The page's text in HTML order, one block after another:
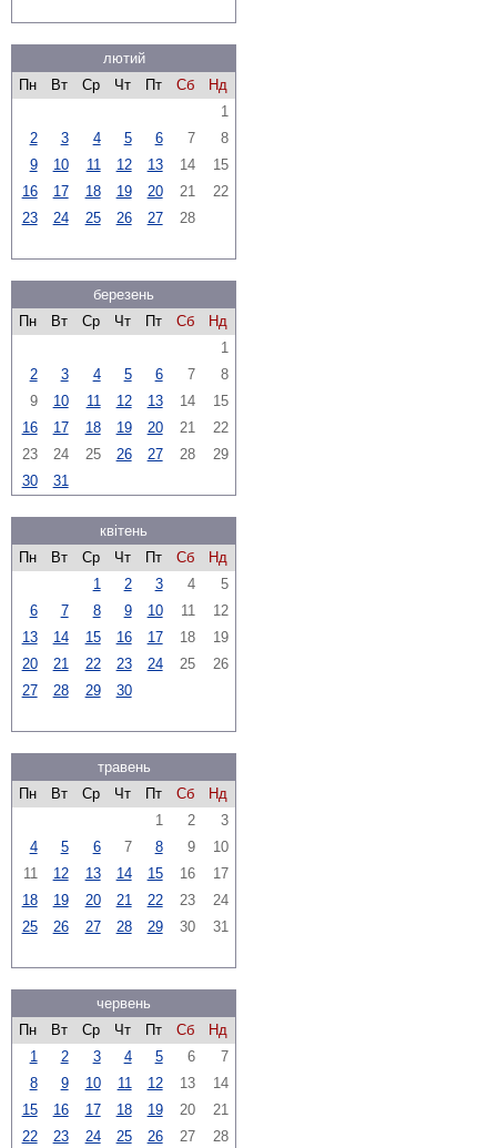
лютий
Пн
Вт Ср Чт Пт Сб
Нд
1
2
3 4 5 6 7
8
9
10 11 12 13 14
15
16
17 18 19 20 21
22
23
24 25 26 27 28
березень
Пн
Вт Ср Чт Пт Сб
Нд
1
2
3 4 5 6 7
8
9
10 11 12 13 14
15
16
17 18 19 20 21
22
23
24 25 26 27 28
29
30
31
квітень
Пн
Вт Ср Чт Пт Сб
Нд
1
2 3 4
5
6
7 8 9 10 11
12
13
14 15 16 17 18
19
20
21 22 23 24 25
26
27
28 29 30
травень
Пн
Вт Ср Чт Пт Сб
Нд
1
2
3
4
5 6 7 8 9
10
11
12 13 14 15 16
17
18
19 20 21 22 23
24
25
26 27 28 29 30 31
червень
Пн
Вт Ср Чт Пт Сб
Нд
1
2 3 4 5 6
7
8
9 10 11 12 13
14
15
16 17 18 19 20
21
22
23 24 25 26 27
28